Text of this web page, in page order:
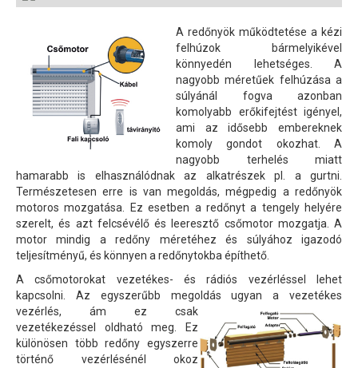
A redőnyök működtetése a kézi
felhúzok bármelyikével
könnyedén lehetséges. A
nagyobb méretűek felhúzása a
súlyánál fogva azonban
komolyabb erőkifejtést igényel,
ami az idősebb embereknek
komoly gondot okozhat. A
nagyobb terhelés miatt
hamarabb is elhasználódnak az alkatrészek pl. a gurtni.
Természetesen erre is van megoldás, mégpedig a redőnyök
motoros mozgatása. Ez esetben a redőnyt a tengely helyére
szerelt, és azt felcsévélő és leeresztő csőmotor mozgatja. A
motor mindig a redőny méretéhez és súlyához igazodó
teljesítményű, és könnyen a redőnytokba építhető.
A csőmotorokat vezetékes- és rádiós vezérléssel lehet
kapcsolni. Az egyszerűbb megoldás ugyan a vezetékes
vezérlés, ám ez csak
vezetékezéssel oldható meg. Ez
különösen több redőny egyszerre
történő vezérlésénél okoz